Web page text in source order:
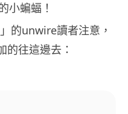
小蝙蝠！
的unwire讀者注意，
的往這邊去：